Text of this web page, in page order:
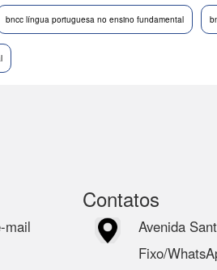
bncc língua portuguesa no ensino fundamental
mail
Contatos
Avenida
Fixo/